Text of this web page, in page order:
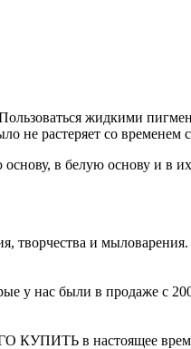
жидкими
не растеряет со временем
в белую основу и в
творчества и
у нас были в продаже с
в настоящее